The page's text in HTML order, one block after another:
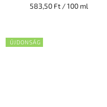
583,50 Ft / 100 ml
ÚJDONSÁG